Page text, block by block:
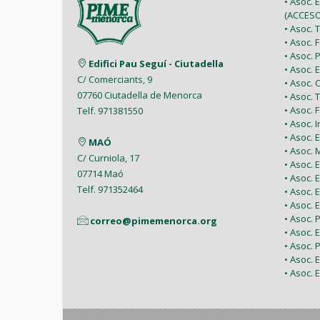
Edifici Pau Seguí - Ciutadella
C/ Comerciants, 9
07760 Ciutadella de Menorca
Telf. 971381550
MAÓ
C/ Curniola, 17
07714 Maó
Telf. 971352464
correo@pimemenorca.org
• Asoc.
• Asoc.
• Asoc.
• Asoc.
• Asoc.
• Asoc.
• Asoc.
• Asoc.
• Asoc.
• Asoc.
• Asoc.
• Asoc.
• Asoc.
• Asoc.
• Asoc.
• Asoc.
• Asoc.
• Asoc.
• Asoc.